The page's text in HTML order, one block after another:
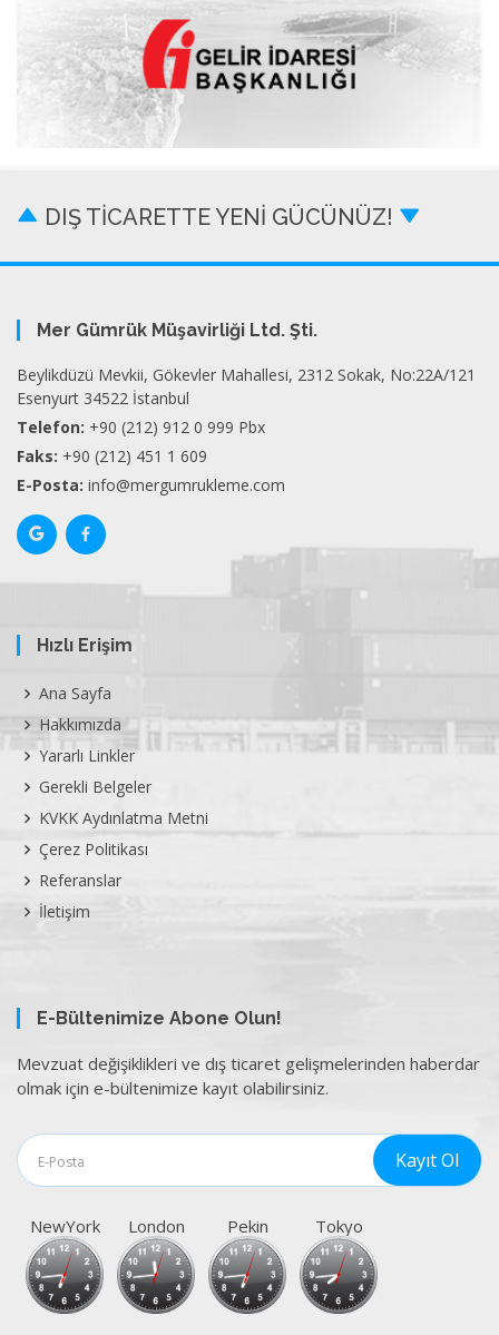
DIŞ TİCARETTE YENİ GÜCÜNÜZ!
Mer Gümrük Müşavirliği Ltd. Şti.
Beylikdüzü Mevkii, Gökevler Mahallesi, 2312 Sokak, No:22A/121
Esenyurt 34522 İstanbul
Telefon: +90 (212) 912 0 999 Pbx
Faks: +90 (212) 451 1 609
E-Posta: info@mergumrukleme.com
Hızlı Erişim
Ana Sayfa
Hakkımızda
Yararlı Linkler
Gerekli Belgeler
KVKK Aydınlatma Metni
Çerez Politikası
Referanslar
İletişim
E-Bültenimize Abone Olun!
Mevzuat değişiklikleri ve dış ticaret gelişmelerinden haberdar
olmak için e-bültenimize kayıt olabilirsiniz.
NewYork London Pekin Tokyo